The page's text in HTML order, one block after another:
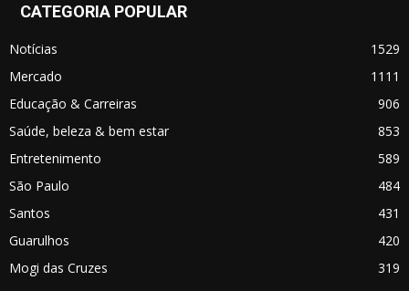
CATEGORIA POPULAR
Notícias
1529
Mercado
1111
Educação & Carreiras
906
Saúde, beleza & bem estar
853
Entretenimento
589
São Paulo
484
Santos
431
Guarulhos
420
Mogi das Cruzes
319